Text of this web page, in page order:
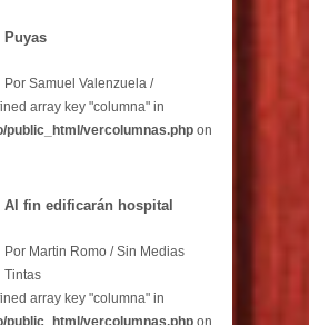
Puyas
Por Samuel Valenzuela /
array key "columna" in
public_html/vercolumnas.php on
Al fin edificarán hospital
Por Martin Romo / Sin Medias
Tintas
array key "columna" in
public_html/vercolumnas.php on